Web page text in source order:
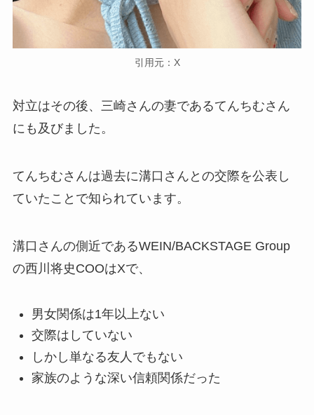
引用元：X
対立はその後、三崎さんの妻であるてんちむさん
にも及びました。
てんちむさんは過去に溝口さんとの交際を公表し
ていたことで知られています。
溝口さんの側近であるWEIN/BACKSTAGE Group
の西川将史COOはXで、
男女関係は1年以上ない
交際はしていない
しかし単なる友人でもない
家族のような深い信頼関係だった